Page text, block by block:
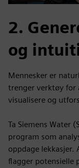
2.
og
Mennesker er
trenger verktøy for
visualisere og
Ta Siemens Water
program som
oppdage lekkasjer.
flagger potensielle